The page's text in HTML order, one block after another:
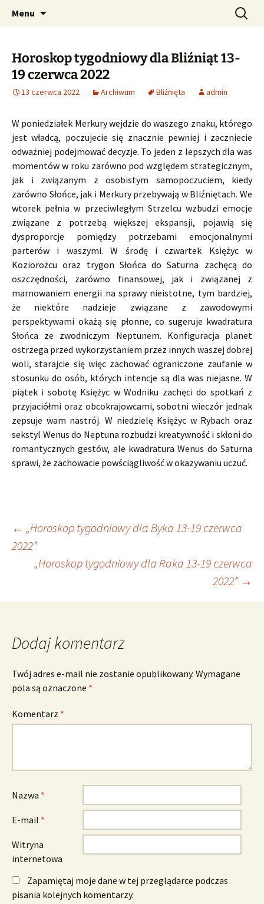
CzaroMarowy horoskop
dzienny, miesięczny i
tygodniowy
Profesjonalne przepowiednie astrologiczne
Menu Szukaj:
Horoskop tygodniowy dla Bliźniąt 13-
19 czerwca 2022
13 czerwca 2022 Archiwum Bliźnięta admin
W poniedziałek Merkury wejdzie do waszego znaku, którego
jest władcą, poczujecie się znacznie pewniej i zaczniecie
odważniej podejmować decyzje. To jeden z lepszych dla was
momentów w roku zarówno pod względem strategicznym,
jak i związanym z osobistym samopoczuciem, kiedy
zarówno Słońce, jak i Merkury przebywają w Bliźniętach. We
wtorek pełnia w przeciwległym Strzelcu wzbudzi emocje
związane z potrzebą większej ekspansji, pojawią się
dysproporcje pomiędzy potrzebami emocjonalnymi
parterów i waszymi. W środę i czwartek Księżyc w
Koziorożcu oraz trygon Słońca do Saturna zachęcą do
oszczędności, zarówno finansowej, jak i związanej z
marnowaniem energii na sprawy nieistotne, tym bardziej,
że niektóre nadzieje związane z zawodowymi
perspektywami okażą się płonne, co sugeruje kwadratura
Słońca ze zwodniczym Neptunem. Konfiguracja planet
ostrzega przed wykorzystaniem przez innych waszej dobrej
woli, starajcie się więc zachować ograniczone zaufanie w
stosunku do osób, których intencje są dla was niejasne. W
piątek i sobotę Księżyc w Wodniku zachęci do spotkań z
przyjaciółmi oraz obcokrajowcami, sobotni wieczór jednak
zepsuje wam nastrój. W niedzielę Księżyc w Rybach oraz
sekstyl Wenus do Neptuna rozbudzi kreatywność i skłoni do
romantycznych gestów, ale kwadratura Wenus do Saturna
sprawi, że zachowacie powściągliwość w okazywaniu uczuć.
Nawigacja
wpisu
← „Horoskop tygodniowy dla Byka 13-19 czerwca
2022”
„Horoskop tygodniowy dla Raka 13-19 czerwca
2022” →
Dodaj komentarz
Twój adres e-mail nie zostanie opublikowany. Wymagane
pola są oznaczone *
Komentarz *
Nazwa *
E-mail *
Witryna
internetowa
Zapamiętaj moje dane w tej przeglądarce podczas
pisania kolejnych komentarzy.